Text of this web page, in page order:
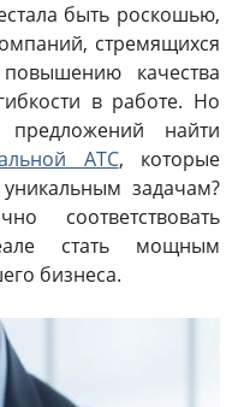
быть роскошью,
стремящихся
качества
в работе. Но
найти
АТС, которые
задачам?
соответствовать
стать мощным
бизнеса.